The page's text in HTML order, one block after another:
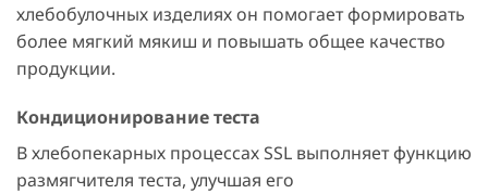
хлебобулочных изделиях он помогает формировать
более мягкий мякиш и повышать общее качество
продукции.
Кондиционирование теста
В хлебопекарных процессах SSL выполняет функцию
размягчителя теста, улучшая его